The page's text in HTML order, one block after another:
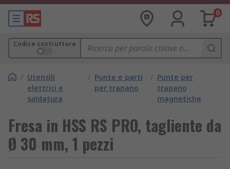
0
Codice costruttore
/ Utensili
elettrici e
saldatura
/ Punte e parti
per trapano
/ Punte per
trapano
magnetiche
Fresa in HSS RS PRO, tagliente da
Ø 30 mm, 1 pezzi